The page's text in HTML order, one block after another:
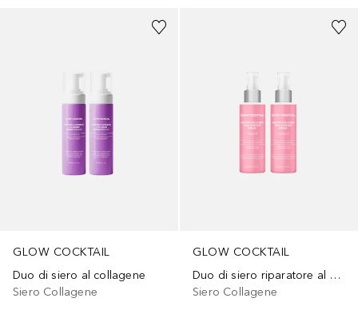
GLOW COCKTAIL
Duo di siero al collagene
Siero Collagene
GLOW COCKTAIL
Duo di siero riparatore al collagene
Siero Collagene